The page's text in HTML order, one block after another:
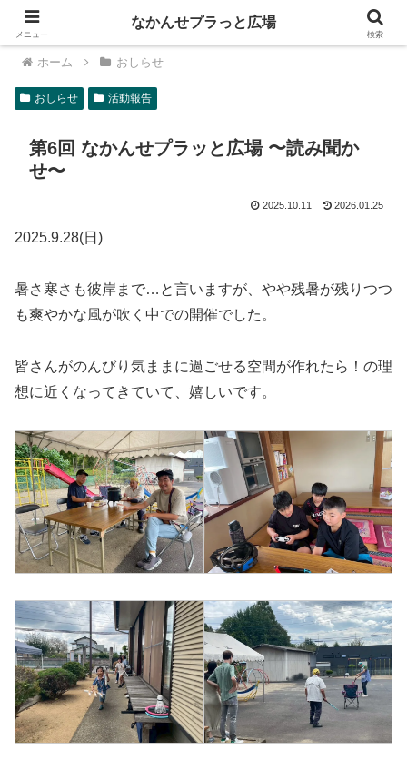
ホーム おしらせ
おしらせ 活動報告
第6回 なかんせプラッと広場 〜読み聞か
せ〜
2025.10.11 2026.01.25
2025.9.28(日)
暑さ寒さも彼岸まで…と言いますが、やや残暑が残りつつ
も爽やかな風が吹く中での開催でした。
皆さんがのんびり気ままに過ごせる空間が作れたら！の理
想に近くなってきていて、嬉しいです。
メニュー
なかんせプラっと広場
検索